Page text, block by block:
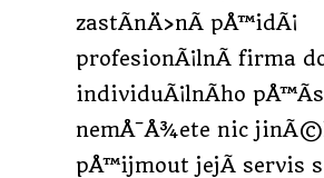
zastÃ­nÄ›nÃ­ pÅ™idÃ¡
profesionÃ¡lnÃ­ firma
individuÃ¡lnÃ­ho
nemÅ¯Å¾ete nic
pÅ™ijmout jejÃ­ servis